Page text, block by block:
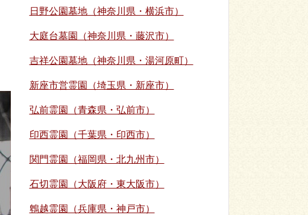
日野公園墓地（神奈川県・横浜市）
大庭台墓園（神奈川県・藤沢市）
吉祥公園墓地（神奈川県・湯河原町）
新座市営霊園（埼玉県・新座市）
弘前霊園（青森県・弘前市）
印西霊園（千葉県・印西市）
関門霊園（福岡県・北九州市）
石切霊園（大阪府・東大阪市）
鵯越霊園（兵庫県・神戸市）